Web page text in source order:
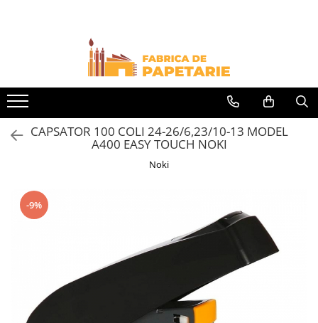
Toate Produsele
Hartie si articole din hartie
Hartie pentru copiator si cartoane
Hartie color pentru copiator
Papetarie personalizata
Bloc Notes-uri brosate
Plicuri personalizate
Tipizate
CAPSATOR 100 COLI 24-26/6,23/10-13 MODEL
A400 EASY TOUCH NOKI
Noki
-9%